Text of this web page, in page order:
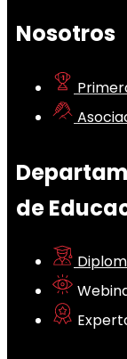
Nosotros
de